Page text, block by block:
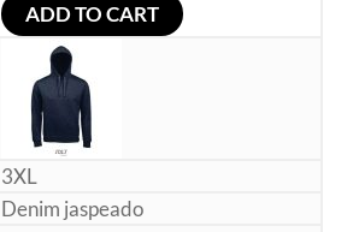
ADD TO CART
3XL
Denim jaspeado